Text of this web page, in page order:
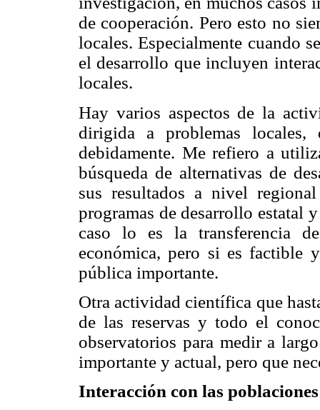
de cooperación. Pero esto no
locales. Especialmente cuando
el desarrollo que incluyen
locales.
Hay varios aspectos de la
dirigida a problemas
debidamente. Me refiero a
búsqueda de alternativas de
sus resultados a nivel
programas de desarrollo estatal
caso lo es la transferencia
económica, pero si es factible
pública importante.
Otra actividad científica que
de las reservas y todo el
observatorios para medir a
importante y actual, pero que
Interacción con las